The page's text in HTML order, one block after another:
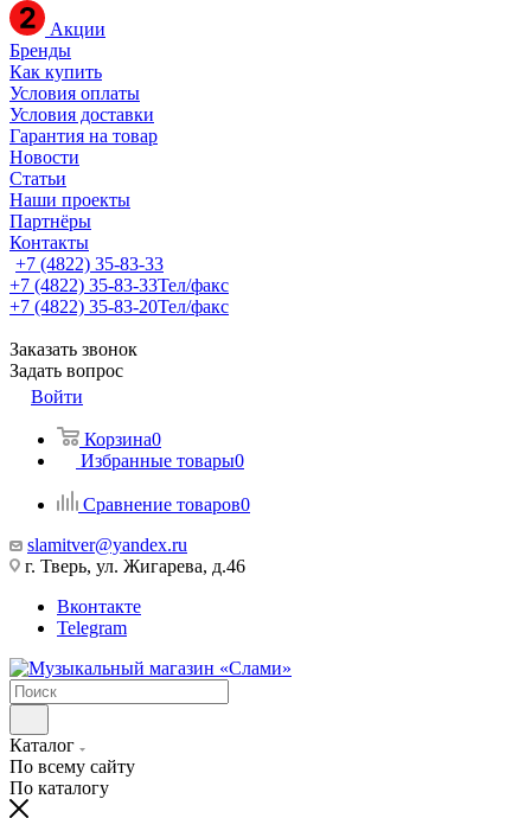
Акции
Бренды
Как купить
Условия оплаты
Условия доставки
Гарантия на товар
Новости
Статьи
Наши проекты
Партнёры
Контакты
+7 (4822) 35-83-33
+7 (4822) 35-83-33Тел/факс
+7 (4822) 35-83-20Тел/факс
Заказать звонок
Задать вопрос
Войти
Корзина0
Избранные товары0
Сравнение товаров0
slamitver@yandex.ru
г. Тверь, ул. Жигарева, д.46
Вконтакте
Telegram
Каталог
По всему сайту
По каталогу